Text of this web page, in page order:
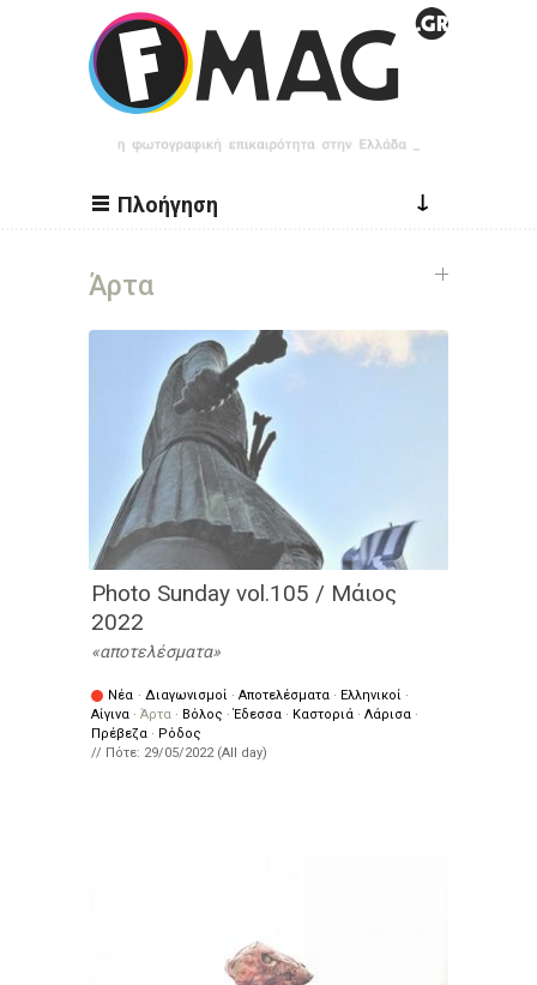
Παράκαμψη προς το κυρίως περιεχόμενο
Πλοήγηση ↓
Άρτα
Photo Sunday vol.105 / Μάιος
2022
αποτελέσματα
Νέα · Διαγωνισμοί · Αποτελέσματα · Ελληνικοί ·
Αίγινα · Άρτα · Βόλος ·Έδεσσα · Καστοριά · Λάρισα ·
Πρέβεζα · Ρόδος
// Πότε: 29/05/2022 (All day)
Σελίδες